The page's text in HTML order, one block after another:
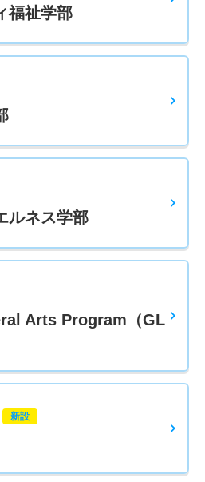
福祉学部
ルネス学部
Arts Program（GL
新設